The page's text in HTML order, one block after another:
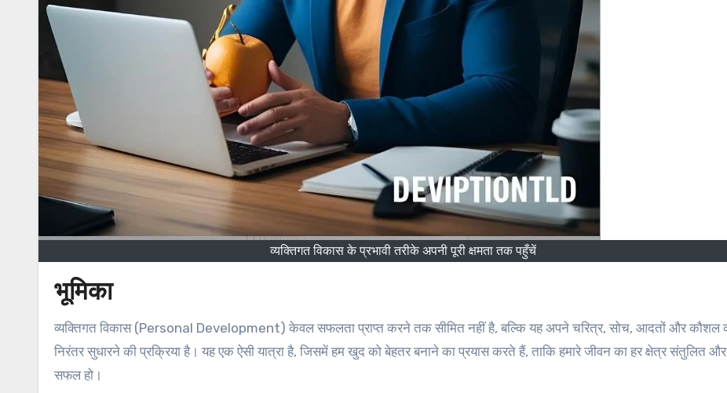
व्यक्तिगत विकास के प्रभावी तरीके अपनी पूरी क्षमता तक पहुँचें
भूमिका
व्यक्तिगत विकास (Personal Development) केवल सफलता प्राप्त करने तक सीमित नहीं है, बल्कि यह अपने चरित्र, सोच, आदतों और कौशल को
निरंतर सुधारने की प्रक्रिया है। यह एक ऐसी यात्रा है, जिसमें हम खुद को बेहतर बनाने का प्रयास करते हैं, ताकि हमारे जीवन का हर क्षेत्र संतुलित और
सफल हो।